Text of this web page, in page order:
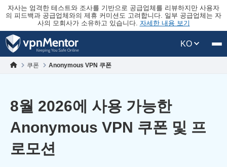
자사는 엄격한 테스트와 조사를 기반으로 공급업체를 리뷰하지만 사용자
의 피드백과 공급업체와의 제휴 커미션도 고려합니다. 일부 공급업체는 자
사의 모회사가 소유하고 있습니다. 자세한 내용 보기
KO
쿠폰 Anonymous VPN 쿠폰
8월 2026에 사용 가능한
Anonymous VPN 쿠폰 및 프
로모션